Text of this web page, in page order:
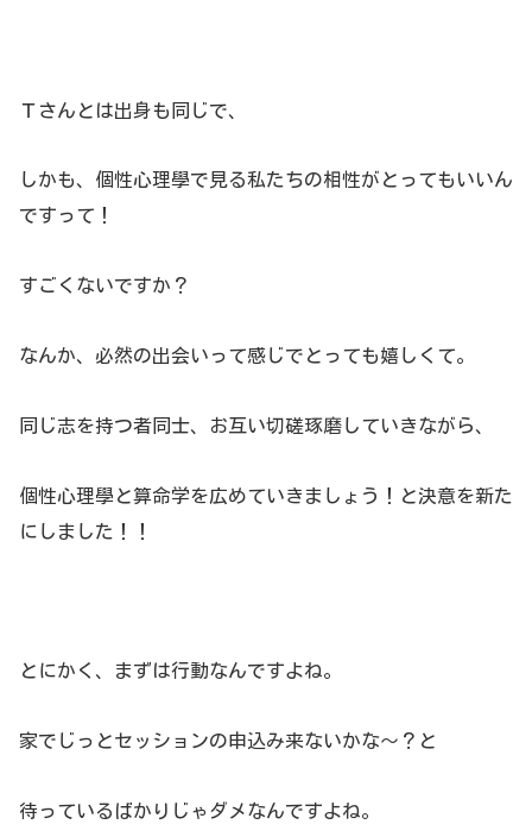
Ｔさんとは出身も同じで、
しかも、個性心理學で見る私たちの相性がとってもいいん
ですって！
すごくないですか？
なんか、必然の出会いって感じでとっても嬉しくて。
同じ志を持つ者同士、お互い切磋琢磨していきながら、
個性心理學と算命学を広めていきましょう！と決意を新た
にしました！！
とにかく、まずは行動なんですよね。
家でじっとセッションの申込み来ないかな～？と
待っているばかりじゃダメなんですよね。